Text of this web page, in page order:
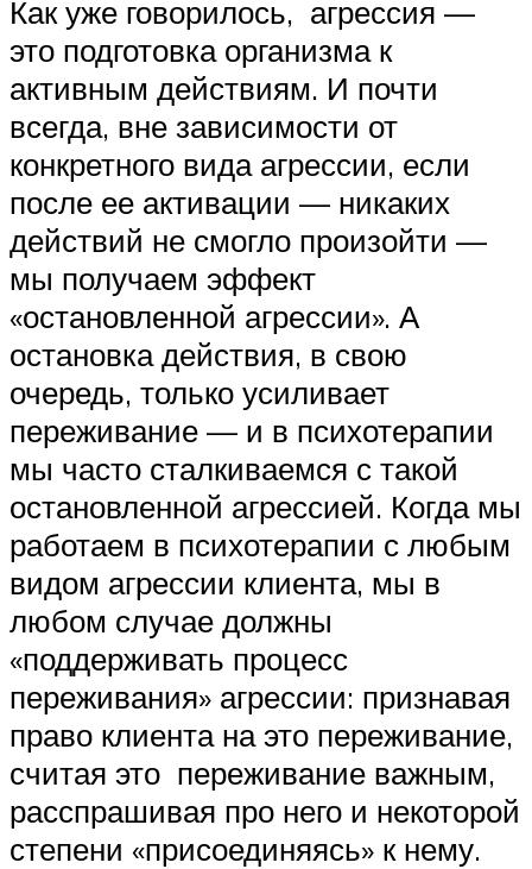
Как уже говорилось, агрессия —
это подготовка организма к
активным действиям. И почти
всегда, вне зависимости от
конкретного вида агрессии, если
после ее активации — никаких
действий не смогло произойти —
мы получаем эффект
«остановленной агрессии». А
остановка действия, в свою
очередь, только усиливает
переживание — и в психотерапии
мы часто сталкиваемся с такой
остановленной агрессией. Когда мы
работаем в психотерапии с любым
видом агрессии клиента, мы в
любом случае должны
«поддерживать процесс
переживания» агрессии: признавая
право клиента на это переживание,
считая это переживание важным,
расспрашивая про него и некоторой
степени «присоединяясь» к нему.